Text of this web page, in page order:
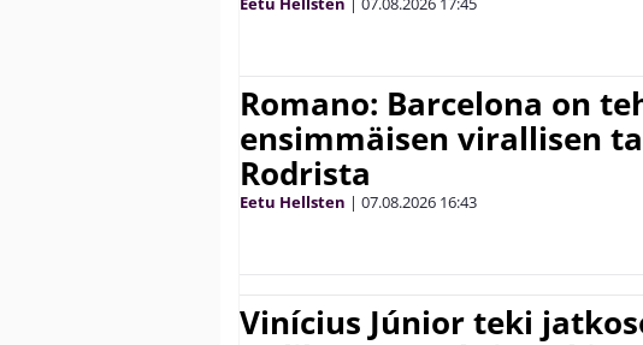
Romano: Barcelona on
ensimmäisen virallisen
Rodrista
Eetu Hellsten | 07.08.2026 16:43
Vinícius Júnior teki